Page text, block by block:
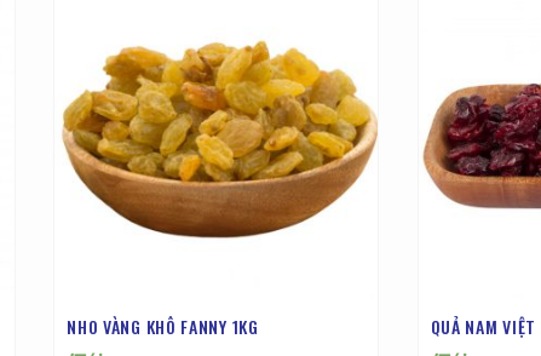
NHO VÀNG KHÔ FANNY 1KG QUẢ NAM VIỆT